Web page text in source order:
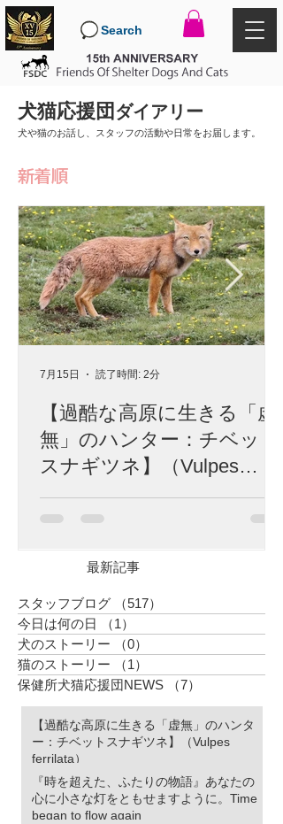
Search
犬猫応援団 ダイアリー
犬や猫のお話し、スタッフの活動や日常をお届します。
新着順
【過酷な高原に生きる「虚
無」のハンター：チベット
スナギツネ】（Vulpes
ferrilata）
標高4,500メートル。 富士山の山頂を遥かに
に、世界中で「最も冷めた表情を持つ」と
はチベットスナギツネ（Vulpes ferrilata）。
チベットスナギツネ 人間の感情をすべて削
ぎ落としたかのようなその「虚無の眼差
し」は、SNSでユーモラスなミームとして
愛されています。しかし、この唯一無二の
存のための究極のデザイン」なのです。 特
徴的な四角い顔は、決して愛嬌のためでは
ありません。 高原の激しい嵐や、骨を刺す
ような寒さから頭部を守るため、彼らの頭
部は極厚の冬毛で覆われています。さら
に、強烈な紫外線と吹きすさぶ砂埃から眼
7月15日 読了時間: 2分
最新記事
スタッフブログ （517）
今日は何の日
（1）
犬のストーリー
（0）
猫のストーリー
（1）
保健所犬猫応援団NEWS
（7）
【過酷な高原に生きる「虚無」のハンタ
ー：チベットスナギツネ】（Vulpes
ferrilata）
『時を超えた、ふたりの物語』あなたの
心に小さな灯をともせますように。Time
began to flow again